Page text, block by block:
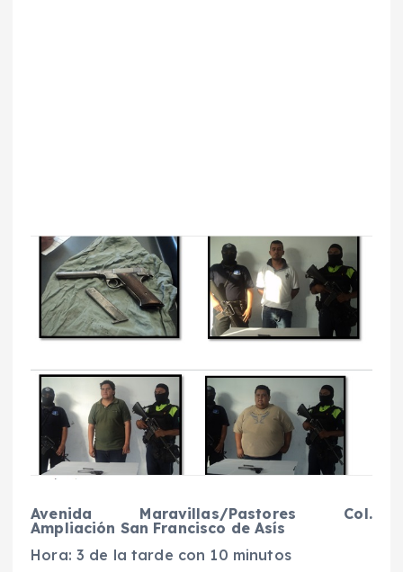
Avenida Maravillas/Pastores Col.
Ampliación San Francisco de Asís
Hora: 3 de la tarde con 10 minutos